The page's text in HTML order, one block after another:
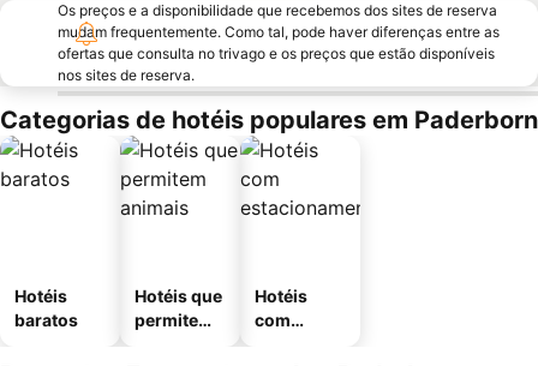
Os preços e a disponibilidade que recebemos dos sites de reserva
mudam frequentemente. Como tal, pode haver diferenças entre as
ofertas que consulta no trivago e os preços que estão disponíveis
nos sites de reserva.
Categorias de hotéis populares em Paderborn
Hotéis
baratos
Hotéis que
permitem
Hotéis
com